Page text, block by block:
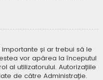
și ar trebui să le
vor apărea la începutul
al utilizatorului. Autorizațiile
de către Administrație.